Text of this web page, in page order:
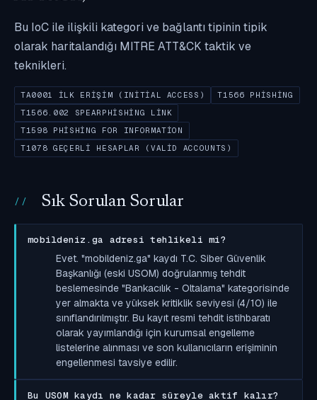
Bu IoC ile ilişkili kategori ve bağlantı tipinin tipik
olarak haritalandığı MITRE ATT&CK taktik ve
teknikleri.
TA0001 İLK ERIŞIM (INITIAL ACCESS)
T1566 PHISHING
T1566.002 SPEARPHISHING LINK
T1598 PHISHING FOR INFORMATION
T1078 GEÇERLI HESAPLAR (VALID ACCOUNTS)
Sık Sorulan Sorular
mobildeniz.ga adresi tehlikeli mi?
Evet. "mobildeniz.ga" kaydı T.C. Siber Güvenlik
Başkanlığı (eski USOM) doğrulanmış tehdit
beslemesinde "Bankacılık - Oltalama" kategorisinde
yer almakta ve yüksek kritiklik seviyesi (4/10) ile
sınıflandırılmıştır. Bu kayıt resmi tehdit istihbaratı
olarak yayımlandığı için kurumsal engelleme
listelerine alınması ve son kullanıcıların erişiminin
engellenmesi tavsiye edilir.
Bu USOM kaydı ne kadar süreyle aktif kalır?